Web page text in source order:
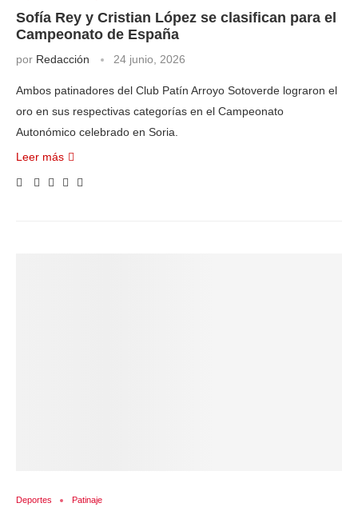
Sofía Rey y Cristian López se clasifican para el
Campeonato de España
por Redacción 24 junio, 2026
Ambos patinadores del Club Patín Arroyo Sotoverde lograron el
oro en sus respectivas categorías en el Campeonato
Autonómico celebrado en Soria.
Leer más
Deportes Patinaje